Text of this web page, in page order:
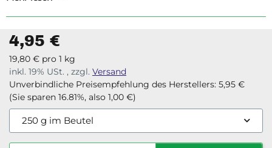
4,95 €
19,80 € pro 1 kg
inkl. 19% USt. , zzgl. Versand
Unverbindliche Preisempfehlung des Herstellers: 5,95 €
(Sie sparen 16.81%, also 1,00 €)
250 g im Beutel